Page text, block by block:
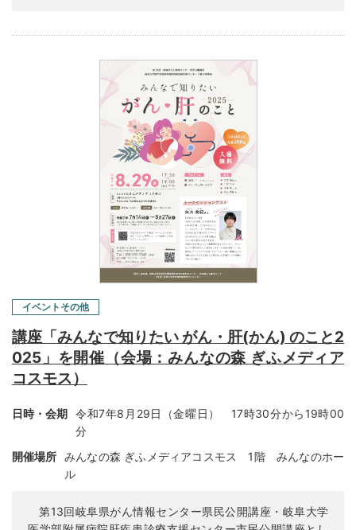
イベントその他
講座「みんなで知りたい がん・肝(かん) のこと2
025」を開催（会場：みんなの森 ぎふメディア
コスモス）
日時・会期 令和7年8月29日（金曜日） 17時30分から19時00
分
開催場所 みんなの森 ぎふメディアコスモス 1階 みんなのホー
ル
第13回岐阜県がん情報センター県民公開講座・岐阜大学